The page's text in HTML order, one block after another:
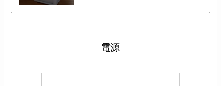
電源